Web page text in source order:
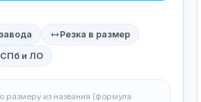
Резка в размер
СПб и ЛО
размеру из названия (формула